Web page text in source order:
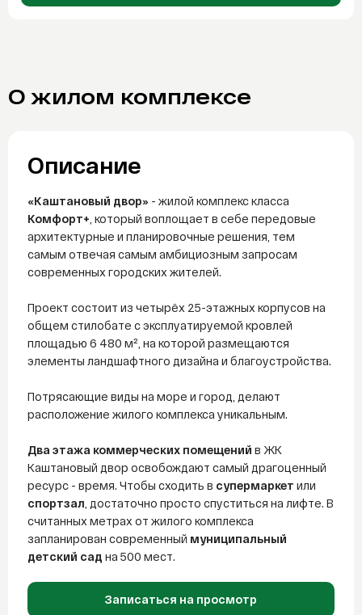
О компании
О жилом комплексе
Описание
«Каштановый двор» - жилой комплекс класса
Комфорт+ , который воплощает в себе передовые
архитектурные и планировочные решения, тем
самым отвечая самым амбициозным запросам
современных городских жителей.
Проект состоит из четырёх 25-этажных корпусов на
общем стилобате с эксплуатируемой кровлей
площадью 6 480 м², на которой размещаются
элементы ландшафтного дизайна и благоустройства.
Потрясающие виды на море и город, делают
расположение жилого комплекса уникальным.
Два этажа коммерческих помещений в ЖК
Каштановый двор освобождают самый драгоценный
ресурс - время. Чтобы сходить в супермаркет или
спортзал , достаточно просто спуститься на лифте. В
считанных метрах от жилого комплекса
запланирован современный муниципальный
детский сад на 500 мест.
Записаться на просмотр